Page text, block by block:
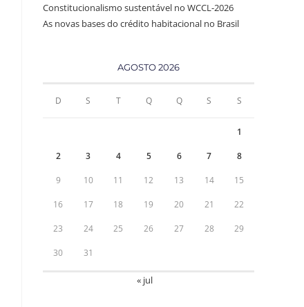
Constitucionalismo sustentável no WCCL-2026
As novas bases do crédito habitacional no Brasil
AGOSTO 2026
D S T Q Q S S
1
2 3 4 5 6 7 8
9 10 11 12 13 14 15
16 17 18 19 20 21 22
23 24 25 26 27 28 29
30 31
« jul